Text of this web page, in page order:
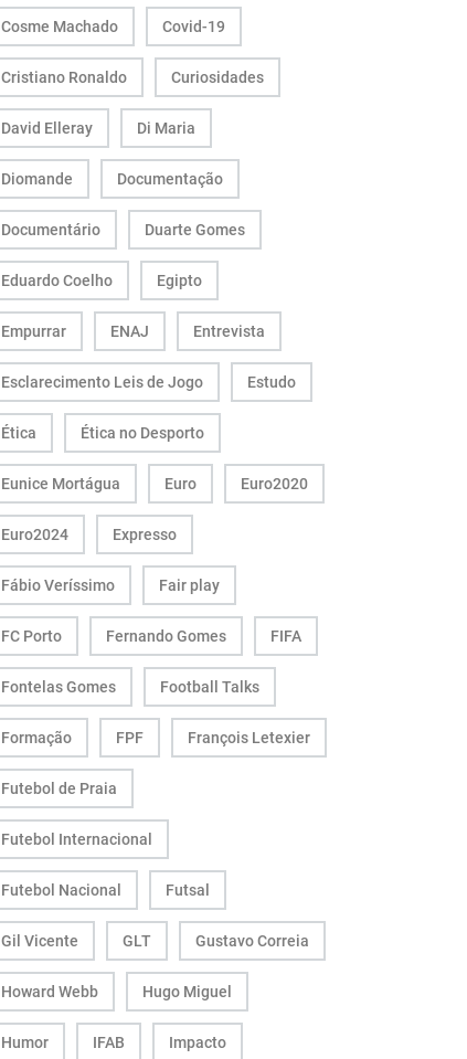
Cosme Machado Covid-19
Cristiano Ronaldo Curiosidades
David Elleray Di Maria
Diomande Documentação
Documentário Duarte Gomes
Eduardo Coelho Egipto
Empurrar ENAJ Entrevista
Esclarecimento Leis de Jogo Estudo
Ética Ética no Desporto
Eunice Mortágua Euro Euro2020
Euro2024 Expresso
Fábio Veríssimo Fair play
FC Porto Fernando Gomes FIFA
Fontelas Gomes Football Talks
Formação FPF François Letexier
Futebol de Praia
Futebol Internacional
Futebol Nacional Futsal
Gil Vicente GLT Gustavo Correia
Howard Webb Hugo Miguel
Humor IFAB Impacto